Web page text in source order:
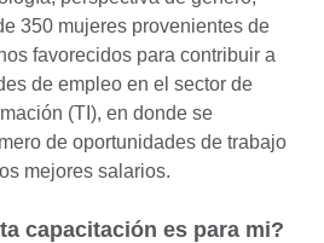
350 mujeres provenientes de
favorecidos para contribuir a
de empleo en el sector de
(TI), en donde se
de oportunidades de trabajo
mejores salarios.
capacitación es para mi?